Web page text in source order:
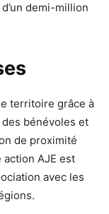
demi-million
territoire grâce à
bénévoles et
de proximité
AJE est
avec les